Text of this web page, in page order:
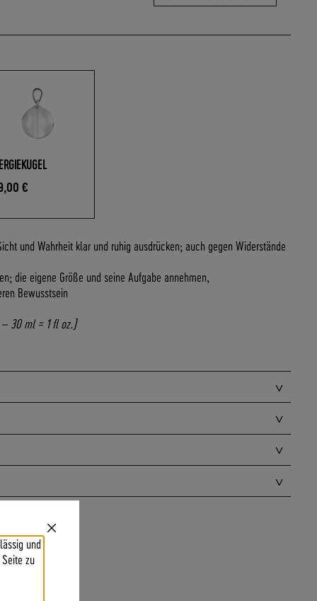
Close
und
zu
€
und Wahrheit klar und ruhig ausdrücken; auch gegen Widerstände
die eigene Größe und seine Aufgabe annehmen,
Bewusstsein
– 30 ml = 1 fl oz.)